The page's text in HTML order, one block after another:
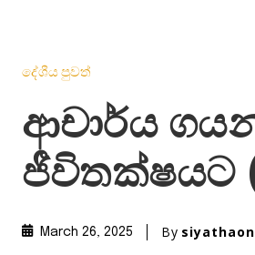
දේශීය පුවත්
ආචාර්ය
ජීවිතක්ෂයට
March 26, 2025 By